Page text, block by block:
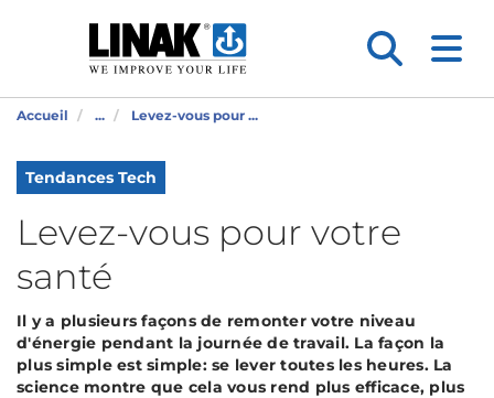
Accueil ... Levez-vous pour ...
Tendances Tech
Levez-vous pour votre
santé
Il y a plusieurs façons de remonter votre niveau
d'énergie pendant la journée de travail. La façon la
plus simple est simple: se lever toutes les heures. La
science montre que cela vous rend plus efficace, plus